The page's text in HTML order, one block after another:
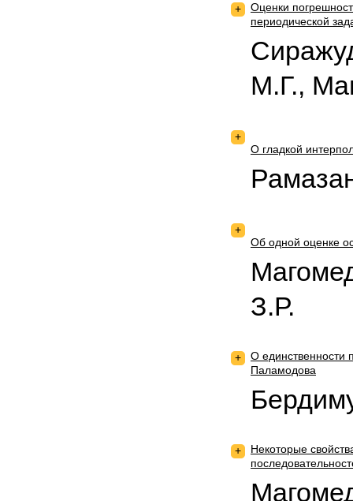
+
Оценки
периодической
М.Г.,
+
О гладкой
+
Об одной оценке
З.Р.
+
О единственности
Паламодова
+
Некоторые